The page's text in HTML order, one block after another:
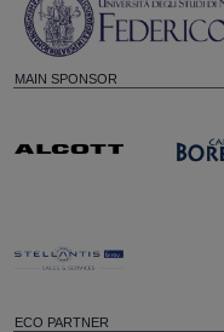
MAIN SPONSOR
ECO PARTNER